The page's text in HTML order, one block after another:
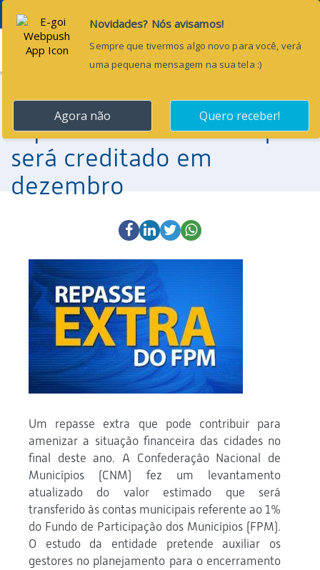
Menu
24 de novembro de 2016
CNM atualiza projeção de
repasse extra do FPM que
será creditado em
dezembro
Um repasse extra que pode contribuir para
amenizar a situação financeira das cidades no
final deste ano. A Confederação Nacional de
Municípios (CNM) fez um levantamento
atualizado do valor estimado que será
transferido às contas municipais referente ao 1%
do Fundo de Participação dos Municípios (FPM).
O estudo da entidade pretende auxiliar os
gestores no planejamento para o encerramento